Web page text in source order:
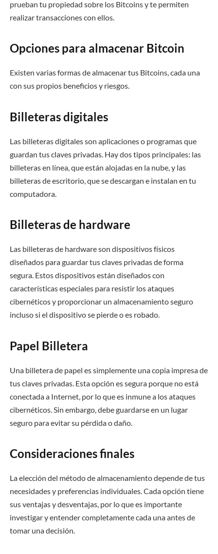
prueban tu propiedad sobre los Bitcoins y te permiten
realizar transacciones con ellos.
Opciones para almacenar Bitcoin
Existen varias formas de almacenar tus Bitcoins, cada una
con sus propios beneficios y riesgos.
Billeteras digitales
Las billeteras digitales son aplicaciones o programas que
guardan tus claves privadas. Hay dos tipos principales: las
billeteras en línea, que están alojadas en la nube, y las
billeteras de escritorio, que se descargan e instalan en tu
computadora.
Billeteras de hardware
Las billeteras de hardware son dispositivos físicos
diseñados para guardar tus claves privadas de forma
segura. Estos dispositivos están diseñados con
características especiales para resistir los ataques
cibernéticos y proporcionar un almacenamiento seguro
incluso si el dispositivo se pierde o es robado.
Papel Billetera
Una billetera de papel es simplemente una copia impresa de
tus claves privadas. Esta opción es segura porque no está
conectada a Internet, por lo que es inmune a los ataques
cibernéticos. Sin embargo, debe guardarse en un lugar
seguro para evitar su pérdida o daño.
Consideraciones finales
La elección del método de almacenamiento depende de tus
necesidades y preferencias individuales. Cada opción tiene
sus ventajas y desventajas, por lo que es importante
investigar y entender completamente cada una antes de
tomar una decisión.